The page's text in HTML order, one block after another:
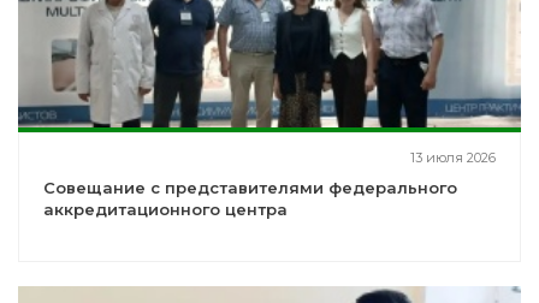
13 июля 2026
Совещание с представителями федерального
аккредитационного центра